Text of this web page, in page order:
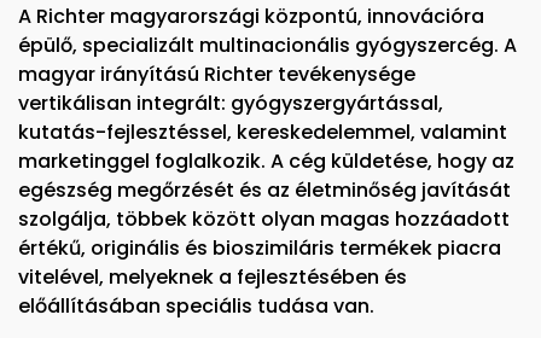
A Richter magyarországi központú, innovációra
épülő, specializált multinacionális gyógyszercég. A
magyar irányítású Richter tevékenysége
vertikálisan integrált: gyógyszergyártással,
kutatás-fejlesztéssel, kereskedelemmel, valamint
marketinggel foglalkozik. A cég küldetése, hogy az
egészség megőrzését és az életminőség javítását
szolgálja, többek között olyan magas hozzáadott
értékű, originális és bioszimiláris termékek piacra
vitelével, melyeknek a fejlesztésében és
előállításában speciális tudása van.